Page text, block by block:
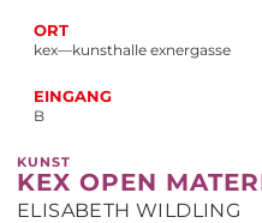
ORT
kex—kunsthalle exnergasse
EINGANG
B
KUNST
KEX OPEN
ELISABETH WILDLING